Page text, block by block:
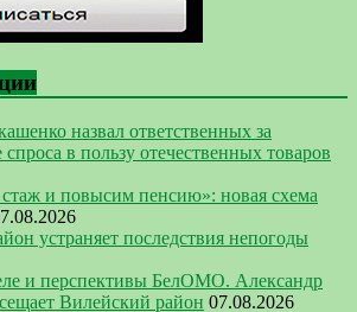
назвал ответственных за
в пользу отечественных товаров
и повысим пенсию»: новая схема
устраняет последствия непогоды
и перспективы БелОМО. Александр
Вилейский район 07.08.2026